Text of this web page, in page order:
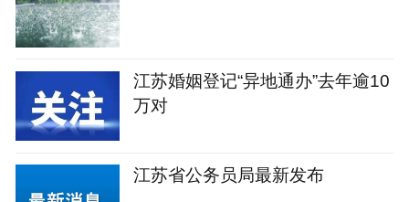
江苏婚姻登记“异地通办”去年逾10
万对
江苏省公务员局最新发布